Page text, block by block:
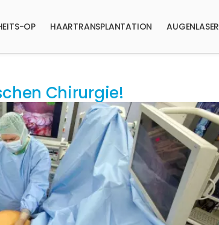
OP HAARTRANSPLANTATION AUGENLASER
Chirurgie!